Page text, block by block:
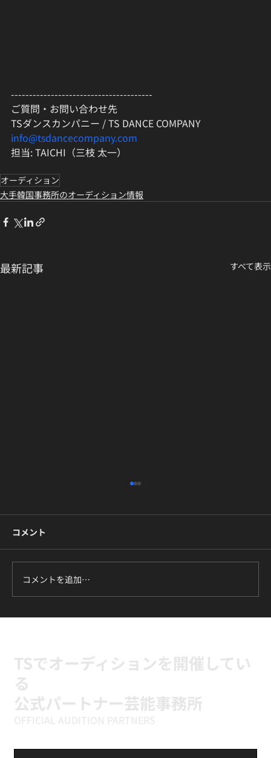
---------------------------------------
ご質問・お問い合わせ先
TSダンスカンパニー / TS DANCE COMPANY
info@tsdancecompany.com
担当: TAICHI（三枝 太一）
オーディション
大手韓国事務所のオーディション情報
最新記事 すべて表示
コメント
コメントを追加…
TSでオーディションを開催してい
る
公式パートナー芸能事務所
OFFICIAL AUDITION PARTNERS